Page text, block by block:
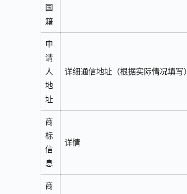
国
籍
申
请
人
地
址
详细通信地址（根据实际情况填写）
商
标
信
息
详情
商